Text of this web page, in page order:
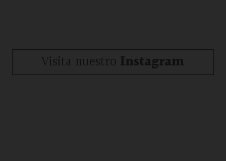
Visita nuestro Instagram